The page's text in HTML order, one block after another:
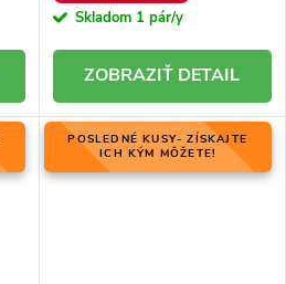
Skladom 1 pár/y
DETAIL
POSLEDNÉ KUSY- ZÍSKAJTE
ICH KÝM MÔŽETE!